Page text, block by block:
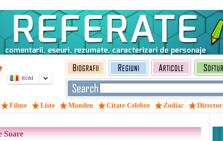
ROM
Filme Liste Monden Citate Celebre Zodiac Director
Soare